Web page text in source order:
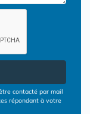
contacté par mail
répondant à votre